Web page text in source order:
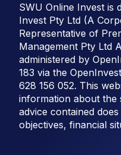
SWU Online Invest is
Invest Pty Ltd (A
Representative of
Management Pty Ltd
administered by
183 via the
628 156 052. This
information about the
advice contained
objectives, financial